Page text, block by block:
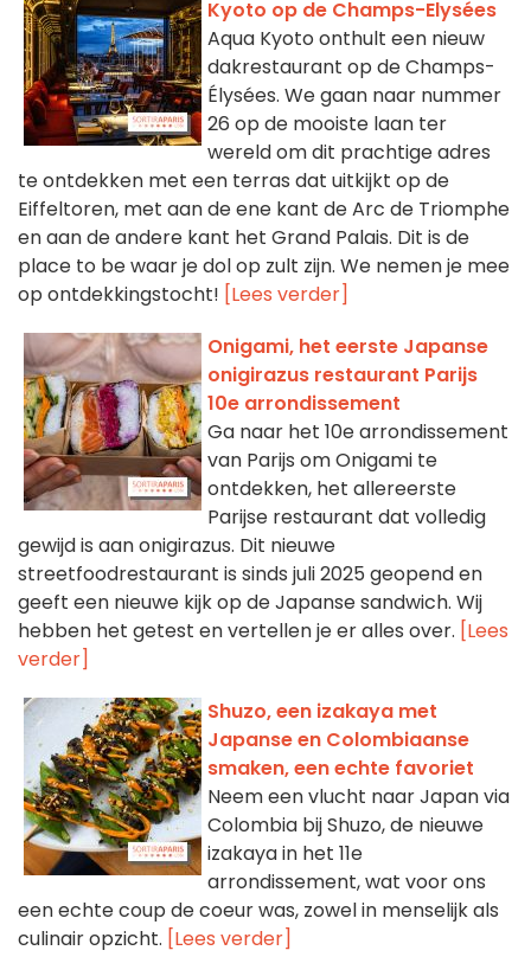
Kyoto op de Champs-Elysées
Aqua Kyoto onthult een nieuw
dakrestaurant op de Champs-
Élysées. We gaan naar nummer
26 op de mooiste laan ter
wereld om dit prachtige adres
te ontdekken met een terras dat uitkijkt op de
Eiffeltoren, met aan de ene kant de Arc de Triomphe
en aan de andere kant het Grand Palais. Dit is de
place to be waar je dol op zult zijn. We nemen je mee
op ontdekkingstocht! [Lees verder]
Onigami, het eerste Japanse
onigirazus restaurant Parijs
10e arrondissement
Ga naar het 10e arrondissement
van Parijs om Onigami te
ontdekken, het allereerste
Parijse restaurant dat volledig
gewijd is aan onigirazus. Dit nieuwe
streetfoodrestaurant is sinds juli 2025 geopend en
geeft een nieuwe kijk op de Japanse sandwich. Wij
hebben het getest en vertellen je er alles over. [Lees
verder]
Shuzo, een izakaya met
Japanse en Colombiaanse
smaken, een echte favoriet
Neem een vlucht naar Japan via
Colombia bij Shuzo, de nieuwe
izakaya in het 11e
arrondissement, wat voor ons
een echte coup de coeur was, zowel in menselijk als
culinair opzicht. [Lees verder]